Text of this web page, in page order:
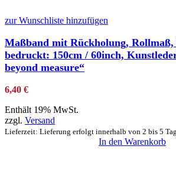
zur Wunschliste hinzufügen
Maßband mit Rückholung, Rollmaß,
bedruckt: 150cm / 60inch,
beyond measure“
6,40 €
Enthält 19% MwSt.
zzgl. Versand
Lieferzeit: Lieferung erfolgt innerhalb von 2 bis 5
In den Warenkorb